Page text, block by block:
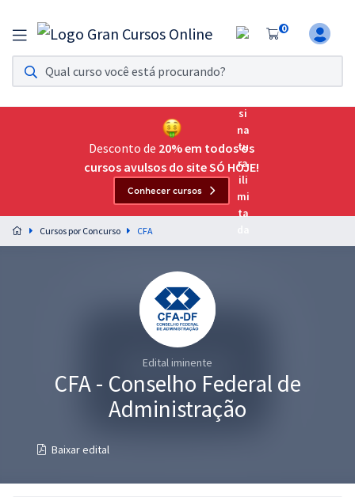
0
Assinatura Ilimitada 11
Acesso a todos os cursos. Teste grátis por 7 dias!
Assinatura OAB Até Passar
Acesso ilimitado a toda preparação para o Exame da
Preparação completa e intensiva para as principais
residências em saúde do Brasil
Desconto de 20% em todos os
cursos avulsos do site SÓ HOJE!
Conhecer cursos
Cursos por Concurso CFA
Edital iminente
CFA - Conselho Federal de
Administração
Baixar edital